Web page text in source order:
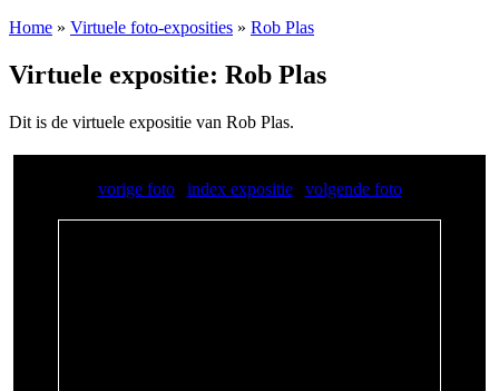
Home » Virtuele foto-exposities » Rob Plas
Virtuele expositie: Rob Plas
Dit is de virtuele expositie van Rob Plas.
vorige foto| index expositie| volgende foto